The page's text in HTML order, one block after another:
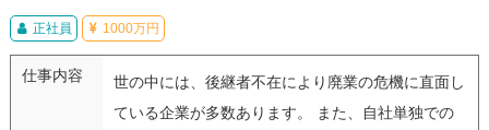
正社員 1000万円
仕事内容
世の中には、後継者不在により廃業の危機に直面し
ている企業が多数あります。 また、自社単独での